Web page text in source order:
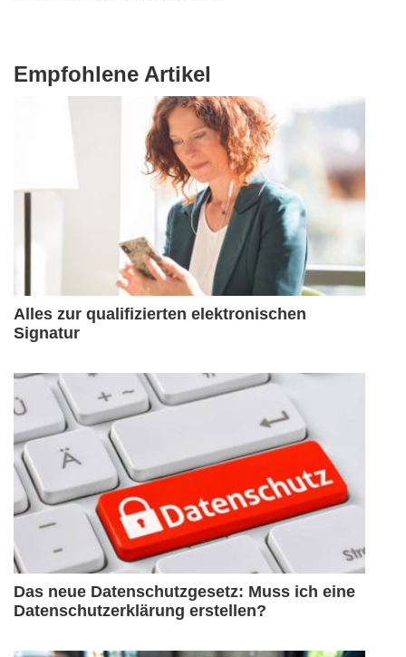
Empfohlene Artikel
Alles zur qualifizierten elektronischen
Signatur
Das neue Datenschutzgesetz: Muss ich eine
Datenschutzerklärung erstellen?